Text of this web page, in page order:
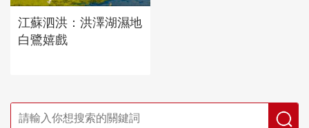
江蘇泗洪：洪澤湖濕地
白鷺嬉戲